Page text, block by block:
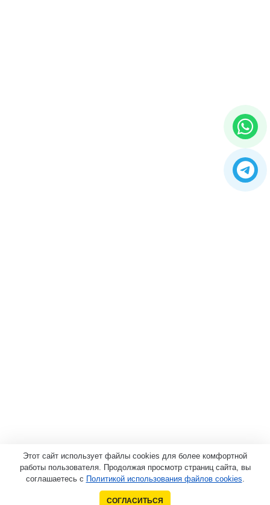
Этот сайт использует файлы cookies для более комфортной
работы пользователя. Продолжая просмотр страниц сайта, вы
соглашаетесь с Политикой использования файлов cookies.
СОГЛАСИТЬСЯ